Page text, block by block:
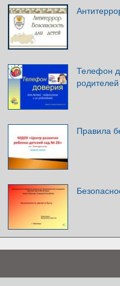
Телефон
родителей
Правила